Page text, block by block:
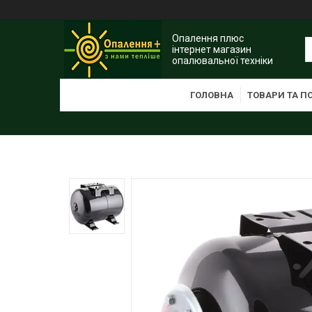
Опалення плюс
інтернет магазин
опалювальної техніки
ГОЛОВНА ТОВАРИ ТА